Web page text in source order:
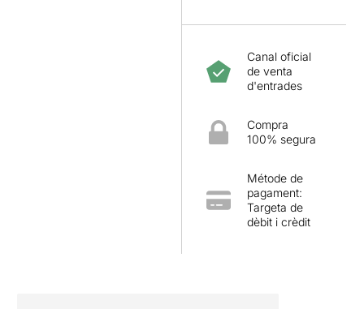
Canal oficial
de venta
d'entrades
Compra
100% segura
Métode de
pagament:
Targeta de
dèbit i crèdit